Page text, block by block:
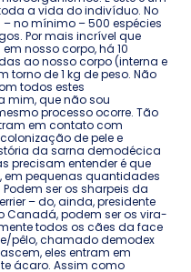
a vida do indivíduo. No
no mínimo – 500 espécies
Por mais incrível que
nosso corpo, há 10
ao nosso corpo (interna e
torno de 1 kg de peso. Não
todos estes
mim, que não sou
processo ocorre. Tão
em contato com
de pele e
da sarna demodécica
precisam entender é que
em pequenas quantidades
ser os sharpeis da
– do, ainda, presidente
Canadá, podem ser os vira-
todos os cães da face
pêlo, chamado demodex
eles entram em
ácaro. Assim como